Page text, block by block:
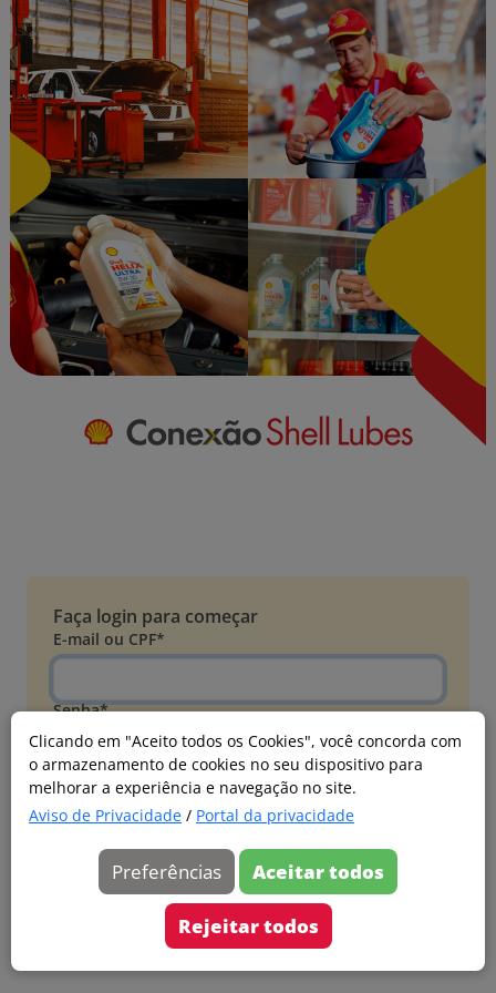
Clicando em "Aceito todos os Cookies", você concorda com
o armazenamento de cookies no seu dispositivo para
melhorar a experiência e navegação no site.
Aviso de Privacidade / Portal da privacidade
Preferências Aceitar todos
Rejeitar todos
Faça login para começar
E-mail ou CPF*
Senha*
Esqueci minha senha
Entrar
Acessar com Microsoft
Ainda não faz parte?
Cadastre-se
Versão 20260805.7